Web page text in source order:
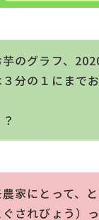
のグラフ、
分の１にまで
家にとって、
されびょう）